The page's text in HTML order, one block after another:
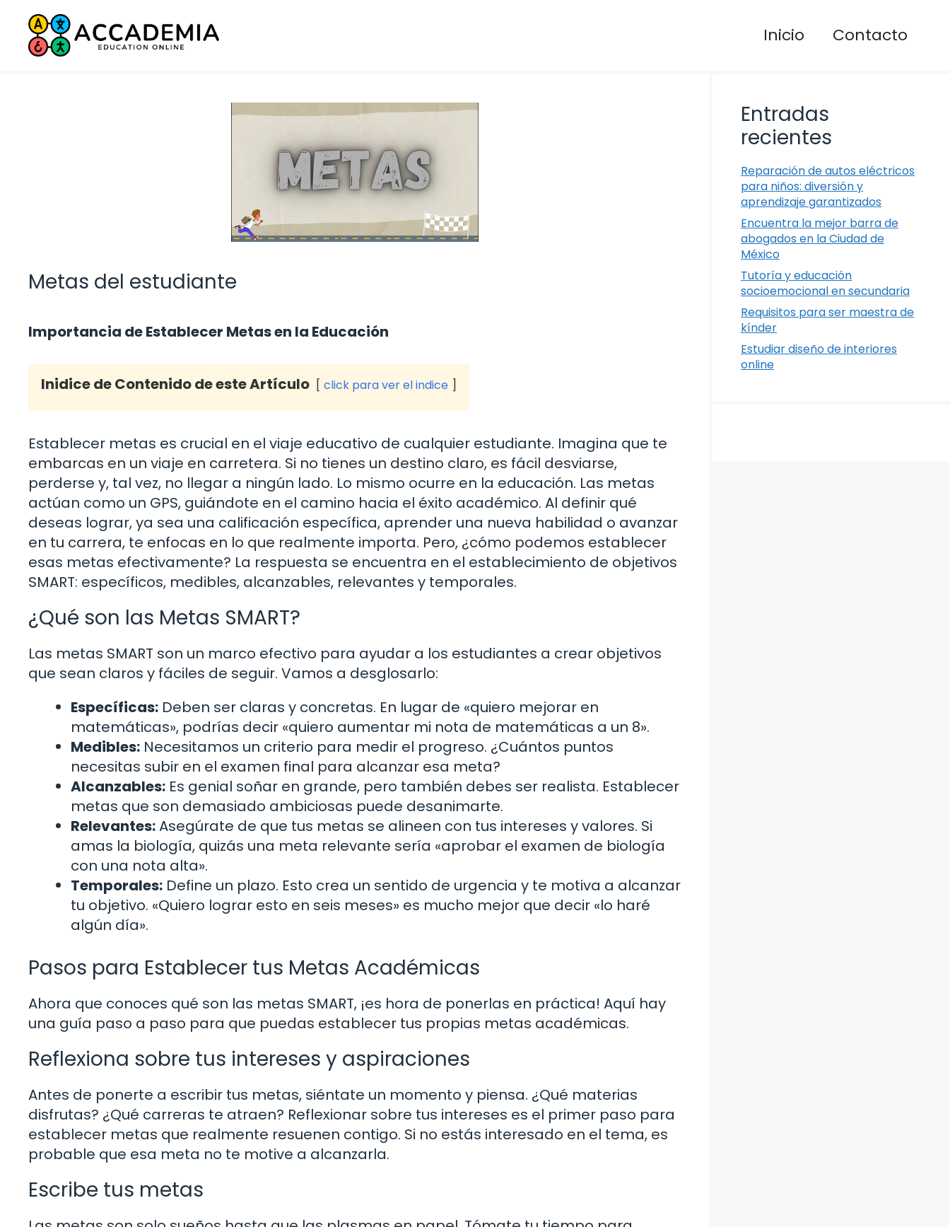
Saltar
contenido
Inicio Contacto
Metas del estudiante
Importancia de Establecer Metas en la Educación
Inidice de Contenido de este Artículo click para ver el indice
Establecer metas es crucial en el viaje educativo de cualquier estudiante. Imagina que te
embarcas en un viaje en carretera. Si no tienes un destino claro, es fácil desviarse,
perderse y, tal vez, no llegar a ningún lado. Lo mismo ocurre en la educación. Las metas
actúan como un GPS, guiándote en el camino hacia el éxito académico. Al definir qué
deseas lograr, ya sea una calificación específica, aprender una nueva habilidad o avanzar
en tu carrera, te enfocas en lo que realmente importa. Pero, ¿cómo podemos establecer
esas metas efectivamente? La respuesta se encuentra en el establecimiento de objetivos
SMART: específicos, medibles, alcanzables, relevantes y temporales.
¿Qué son las Metas SMART?
Las metas SMART son un marco efectivo para ayudar a los estudiantes a crear objetivos
que sean claros y fáciles de seguir. Vamos a desglosarlo:
Específicas: Deben ser claras y concretas. En lugar de «quiero mejorar en
matemáticas», podrías decir «quiero aumentar mi nota de matemáticas a un 8».
Medibles: Necesitamos un criterio para medir el progreso. ¿Cuántos puntos
necesitas subir en el examen final para alcanzar esa meta?
Alcanzables: Es genial soñar en grande, pero también debes ser realista. Establecer
metas que son demasiado ambiciosas puede desanimarte.
Relevantes:Asegúrate de que tus metas se alineen con tus intereses y valores. Si
amas la biología, quizás una meta relevante sería «aprobar el examen de biología
con una nota alta».
Temporales: Define un plazo. Esto crea un sentido de urgencia y te motiva a alcanzar
tu objetivo. «Quiero lograr esto en seis meses» es mucho mejor que decir «lo haré
algún día».
Pasos para Establecer tus Metas Académicas
Ahora que conoces qué son las metas SMART, ¡es hora de ponerlas en práctica! Aquí hay
una guía paso a paso para que puedas establecer tus propias metas académicas.
Reflexiona sobre tus intereses y aspiraciones
Antes de ponerte a escribir tus metas, siéntate un momento y piensa. ¿Qué materias
disfrutas? ¿Qué carreras te atraen? Reflexionar sobre tus intereses es el primer paso para
establecer metas que realmente resuenen contigo. Si no estás interesado en el tema, es
probable que esa meta no te motive a alcanzarla.
Escribe tus metas
Entradas
recientes
Reparación de autos eléctricos
para niños: diversión y
aprendizaje garantizados
Encuentra la mejor barra de
abogados en la Ciudad de
México
Tutoría y educación
socioemocional en secundaria
Requisitos para ser maestra de
kínder
Estudiar diseño de interiores
online